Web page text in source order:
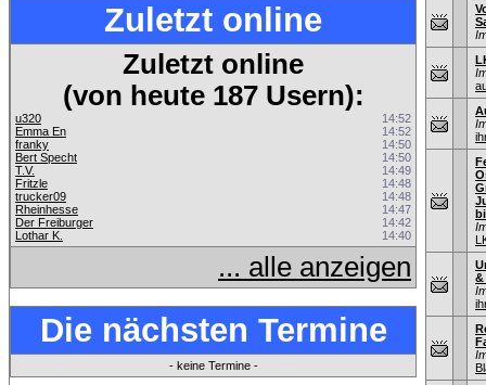
Zuletzt online
Zuletzt online
(von heute 187 Usern):
u320
14:52
Emma En
14:52
franky
14:50
Bert Specht
14:50
T.V.
14:49
Fritzle
14:48
trucker09
14:48
Rheinhesse
14:47
Der Freiburger
14:42
Lothar K.
14:40
... alle anzeigen
Die nächsten Termine
- keine Termine -
&